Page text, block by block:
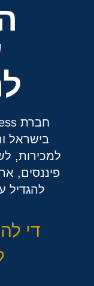
בישראל
למכירות,
פיננסים,
להגדיל
די